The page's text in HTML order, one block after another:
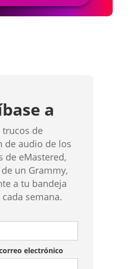
a
trucos de
de audio de los
de eMastered,
un Grammy,
a tu bandeja
semana.
electrónico